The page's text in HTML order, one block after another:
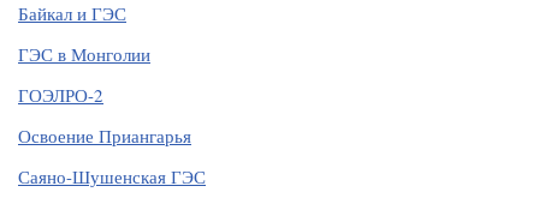
Байкал и ГЭС
ГЭС в Монголии
ГОЭЛРО-2
Освоение Приангарья
Саяно-Шушенская ГЭС